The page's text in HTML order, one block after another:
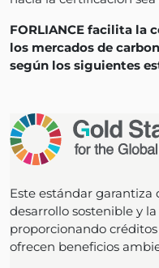
FORLIANCE facilita la
los mercados de
según los siguientes
Este estándar garantiza
desarrollo sostenible y
proporcionando
ofrecen beneficios